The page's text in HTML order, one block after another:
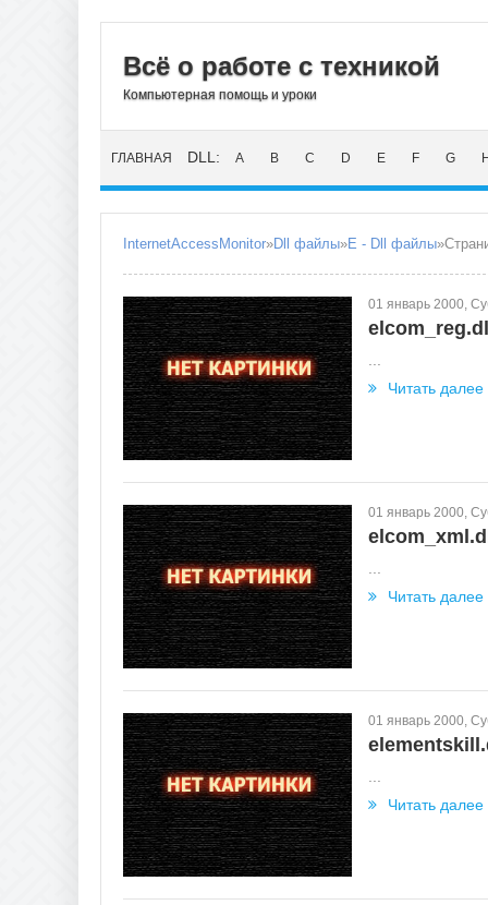
Всё о работе с техникой
Компьютерная помощь и уроки
ГЛАВНАЯ DLL: A B C D E F G H
InternetAccessMonitor»Dll файлы»E - Dll файлы
01 январь 2000,
elcom_reg.dll
Читать далее
01 январь 2000,
elcom_xml.dll
Читать далее
01 январь 2000,
Читать далее